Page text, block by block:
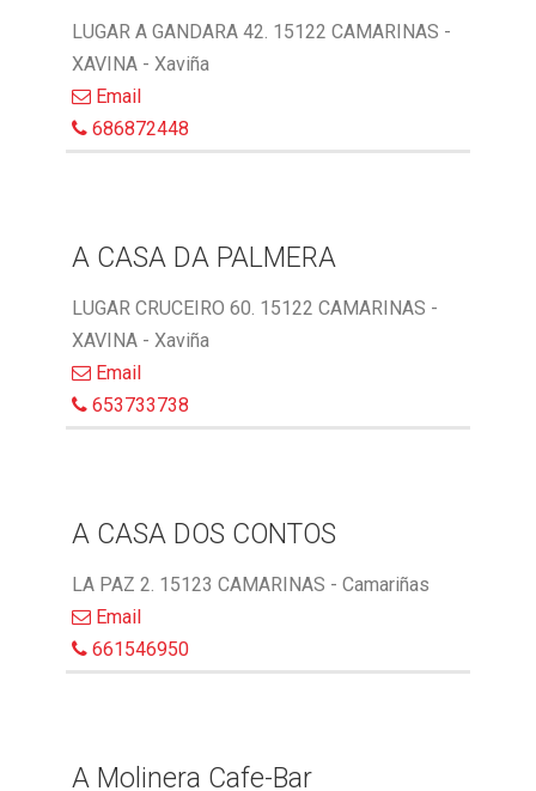
LUGAR A GANDARA 42. 15122 CAMARINAS -
XAVINA - Xaviña
Email
686872448
A CASA DA PALMERA
LUGAR CRUCEIRO 60. 15122 CAMARINAS -
XAVINA - Xaviña
Email
653733738
A CASA DOS CONTOS
LA PAZ 2. 15123 CAMARINAS - Camariñas
Email
661546950
A Molinera Cafe-Bar